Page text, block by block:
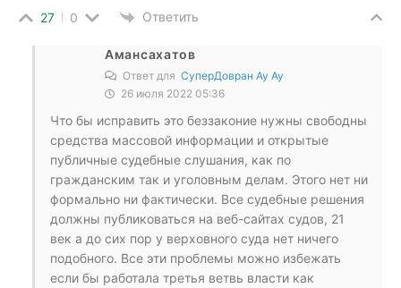
27 0 Ответить
Амансахатов
Ответ для СуперДовран Ау Ау
26 июля 2022 05:36
Что бы исправить это беззаконие нужны свободны
средства массовой информации и открытые
публичные судебные слушания, как по
гражданским так и уголовным делам. Этого нет ни
формально ни фактически. Все судебные решения
должны публиковаться на веб-сайтах судов, 21
век а до сих пор у верховного суда нет ничего
подобного. Все эти проблемы можно избежать
если бы работала третья ветвь власти как